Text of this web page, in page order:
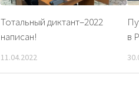
Тотальный диктант–2022
написан!
11.04.2022
в